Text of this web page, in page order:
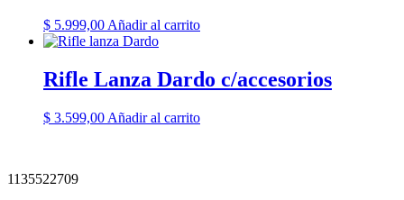
$ 5.999,00 Añadir al carrito
Rifle Lanza Dardo c/accesorios
$ 3.599,00 Añadir al carrito
1135522709